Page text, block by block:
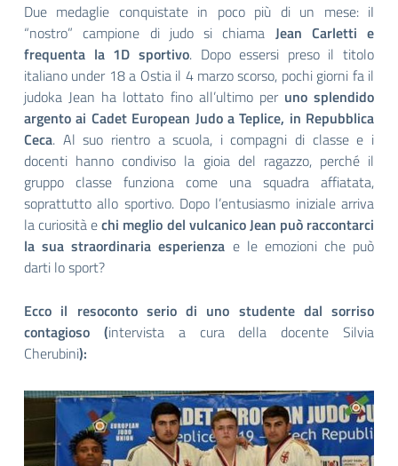
Due medaglie conquistate in poco più di un mese: iI
“nostro” campione di judo si chiama Jean Carletti e
frequenta la 1D sportivo. Dopo essersi preso il titolo
italiano under 18 a Ostia il 4 marzo scorso, pochi giorni fa il
judoka Jean ha lottato fino all’ultimo per uno splendido
argento ai Cadet European Judo a Teplice, in Repubblica
Ceca. Al suo rientro a scuola, i compagni di classe e i
docenti hanno condiviso la gioia del ragazzo, perché il
gruppo classe funziona come una squadra affiatata,
soprattutto allo sportivo. Dopo l’entusiasmo iniziale arriva
la curiosità echi meglio del vulcanico Jean può raccontarci
la sua straordinaria esperienza e le emozioni che può
darti lo sport?
Ecco il resoconto serio di uno studente dal sorriso
contagioso
(intervista a cura della docente Silvia
Cherubini):